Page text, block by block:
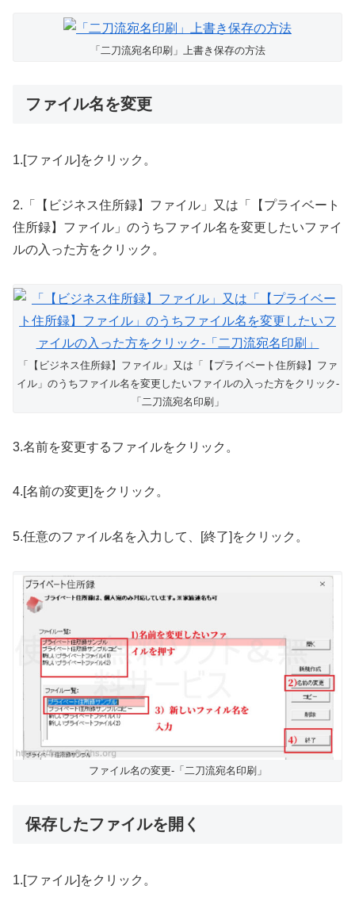
「二刀流宛名印刷」上書き保存の方法
ファイル名を変更
1.[ファイル]をクリック。
2.「【ビジネス住所録】ファイル」又は「【プライベート
住所録】ファイル」のうちファイル名を変更したいファイ
ルの入った方をクリック。
「【ビジネス住所録】ファイル」又は「【プライベート住所録】ファ
イル」のうちファイル名を変更したいファイルの入った方をクリック-
「二刀流宛名印刷」
3.名前を変更するファイルをクリック。
4.[名前の変更]をクリック。
5.任意のファイル名を入力して、[終了]をクリック。
ファイル名の変更-「二刀流宛名印刷」
保存したファイルを開く
1.[ファイル]をクリック。